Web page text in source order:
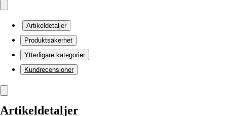
Artikeldetaljer
Produktsäkerhet
Ytterligare kategorier
Kundrecensioner
Artikeldetaljer